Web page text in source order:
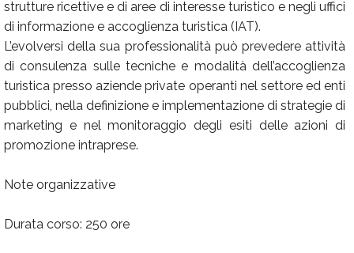
strutture ricettive e di aree di interesse turistico e negli uffici
di informazione e accoglienza turistica (IAT).
L’evolversi della sua professionalità può prevedere attività
di consulenza sulle tecniche e modalità dell’accoglienza
turistica presso aziende private operanti nel settore ed enti
pubblici, nella definizione e implementazione di strategie di
marketing e nel monitoraggio degli esiti delle azioni di
promozione intraprese.
Note organizzative
Durata corso: 250 ore